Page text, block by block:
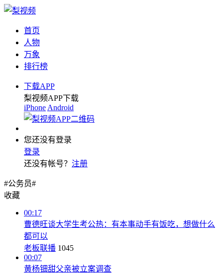
首页
人物
万象
排行榜
下载APP
梨视频APP下载
iPhone Android
您还没有登录
登录
还没有帐号？ 注册
#公务员#
收藏
00:17
曹德旺谈大学生考公热：有本事动手有饭吃，想做什么
都可以
老板联播 1045
00:07
黄杨钿甜父亲被立案调查